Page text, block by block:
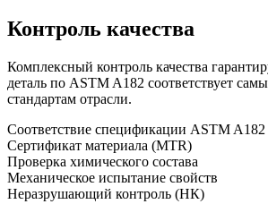
Контроль качества
Комплексный контроль качества
деталь по ASTM A182 соответствует
стандартам отрасли.
Соответствие спецификации ASTM A182
Сертификат материала (MTR)
Проверка химического состава
Механическое испытание свойств
Неразрушающий контроль (НК)